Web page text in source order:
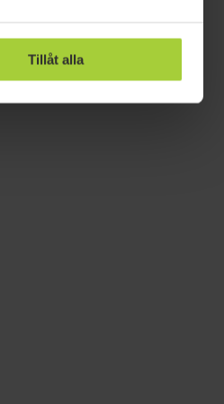
Tillåt alla